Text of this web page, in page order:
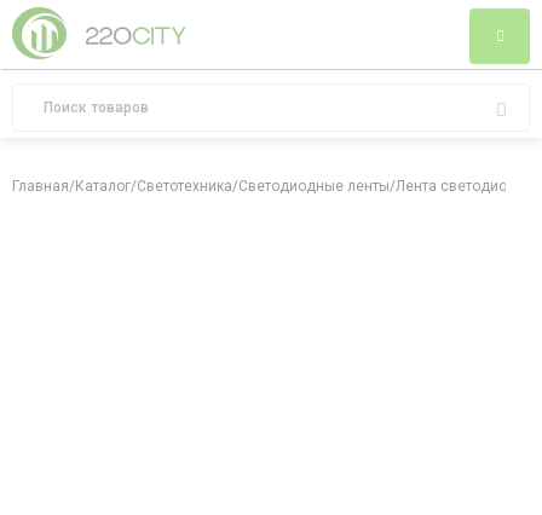
Главная/Каталог/Светотехника/Светодиодные ленты/Лента